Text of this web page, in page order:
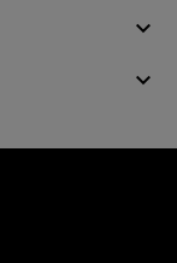

